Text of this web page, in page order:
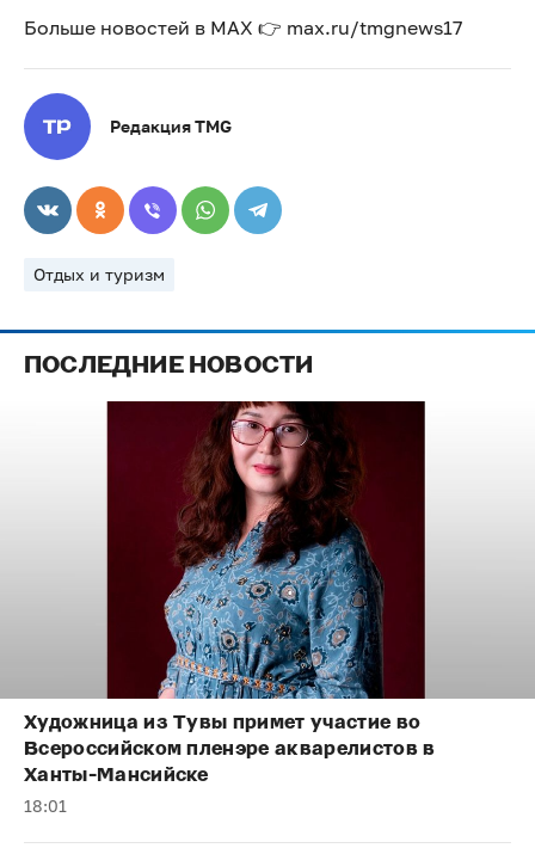
Больше новостей в МАХ 👉 max.ru/tmgnews17
Редакция TMG
Отдых и туризм
ПОСЛЕДНИЕ НОВОСТИ
Художница из Тувы примет участие во
Всероссийском пленэре акварелистов в
Ханты-Мансийске
18:01